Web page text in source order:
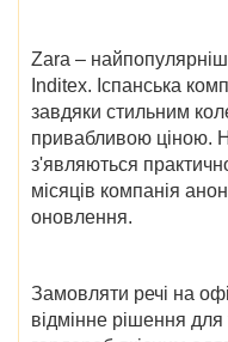
Zara –
Inditex. Іспанська
завдяки стильним
привабливою ціною.
з'являються
місяців компанія
оновлення.
Замовляти речі на
відмінне рішення